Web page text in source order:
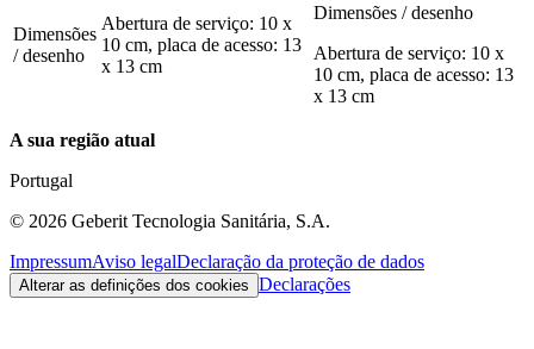
Dimensões
/ desenho
Abertura de serviço: 10 x
10 cm, placa de acesso: 13
x 13 cm
Dimensões / desenho
Abertura de serviço: 10 x
10 cm, placa de acesso: 13
x 13 cm
A sua região atual
Portugal
© 2026 Geberit Tecnologia Sanitária, S.A.
ImpressumAviso legalDeclaração da proteção de dados
Alterar as definições dos cookies Declarações